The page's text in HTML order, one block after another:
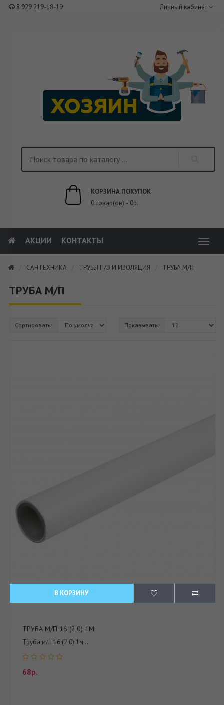
8 929 219-18-19 Личный кабинет
КОРЗИНА ПОКУПОК
0 товар(ов) - 0р.
АКЦИИ КОНТАКТЫ
САНТЕХНИКА ТРУБЫ П/Э И ИЗОЛЯЦИЯ ТРУБА М/П
ТРУБА М/П
Сортировать: Показывать:
В КОРЗИНУ
ТРУБА М/П 16 (2,0) 1М
Труба м/п 16 (2,0) 1м ..
68р.